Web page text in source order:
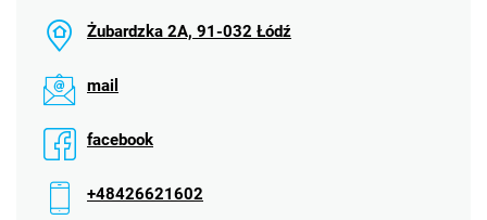
Żubardzka 2A, 91-032 Łódź
mail
facebook
+48426621602